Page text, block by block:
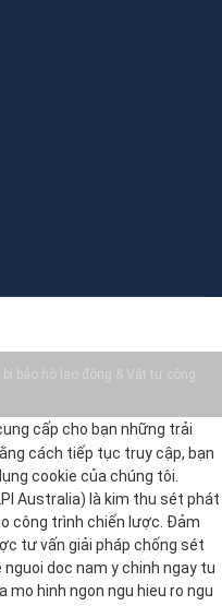
bảo hộ lao động & Vật tư công
cấp cho bạn những trải
cách tiếp tục truy cập, bạn
cookie của chúng tôi.
Australia) là kim thu sét phát
công trình chiến lược. Đảm
tư vấn giải pháp chống sét
doc nam y chinh ngay tu
mo hinh ngon ngu hieu ro ngu